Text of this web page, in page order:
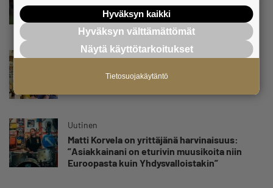
mentävä porsaanreikä” – ”Rajoitusten
vahingot eivät voi jäädä vain yksittäisen
yrittäjän harteille”
Uutinen
Yrittäjien Mikael Pentikäiseltä YEL-varoitus
hallitukselle: ”Voi tulla ikävä yllätys”
Uutinen
Matti Korvela on yrittäjänä harvinaisuus:
”Asiakkainani on eturivin muusikoita niin
Euroopasta kuin Yhdysvalloistakin”
Hyväksyn kaikki
Hyväksyn välttämättömät
Näytä käyttötarkoitukset
Tietosuojakäytäntö